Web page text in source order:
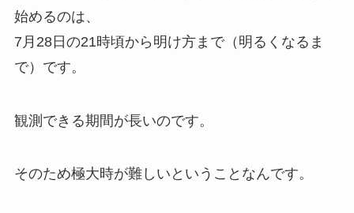
始めるのは、
7月28日の21時頃から明け方まで（明るくなるま
で）です。
観測できる期間が長いのです。
そのため極大時が難しいということなんです。